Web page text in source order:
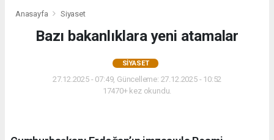
Anasayfa Siyaset
Bazı bakanlıklara yeni atamalar
SIYASET
27.12.2025 - 07:49, Güncelleme: 27.12.2025 - 10:52
17470+ kez okundu.